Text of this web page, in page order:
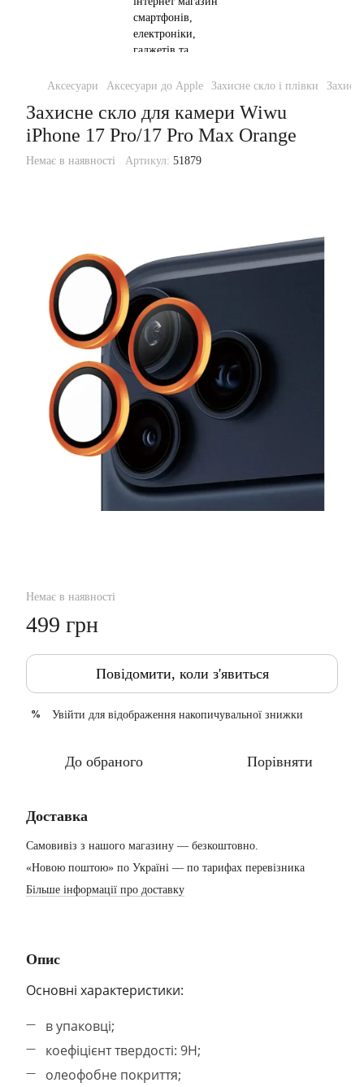
Аксесуари Аксесуари до Apple Захисне скло і плівки
Захисне скло для камери Wiwu
iPhone 17 Pro/17 Pro Max Orange
Немає в наявності Артикул: 51879
Немає в наявності
499 грн
Повідомити, коли з'явиться
% Увійти для відображення накопичувальної знижки
До обраного Порівняти
Доставка
Самовивіз з нашого магазину — безкоштовно.
«Новою поштою» по Україні — по тарифах перевізника
Більше інформації про доставку
Опис
Основні характеристики:
в упаковці;
коефіцієнт твердості: 9Н;
олеофобне покриття;